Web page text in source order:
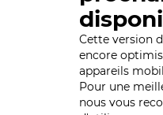
Cette version
encore
appareils
Pour une
nous vous